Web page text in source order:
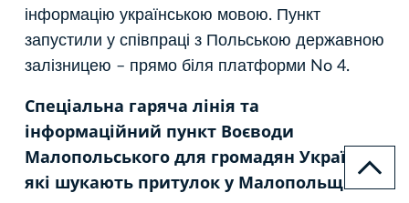
інформацію українською мовою. Пункт
запустили у співпраці з Польською державною
залізницею – прямо біля платформи No 4.
Спеціальна гаряча лінія та
інформаційний пункт Воєводи
Малопольського для громадян України,
які шукають притулок у Малопольщі